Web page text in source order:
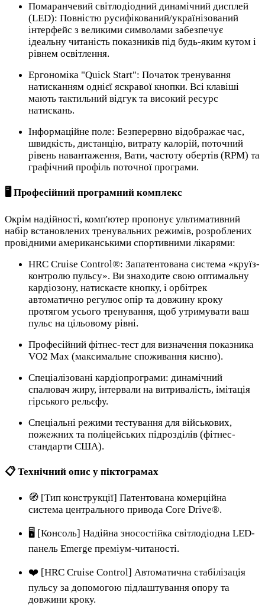
Помаранчевий світлодіодний динамічний дисплей
(LED): Повністю русифікований/українізований
інтерфейс з великими символами забезпечує
ідеальну читаність показників під будь-яким кутом і
рівнем освітлення.
Ергономіка "Quick Start": Початок тренування
натисканням однієї яскравої кнопки. Всі клавіші
мають тактильний відгук та високий ресурс
натискань.
Інформаційне поле: Безперервно відображає час,
швидкість, дистанцію, витрату калорій, поточний
рівень навантаження, Вати, частоту обертів (RPM) та
графічний профіль поточної програми.
🖥 Професійний програмний комплекс
Окрім надійності, комп'ютер пропонує ультимативний
набір встановлених тренувальних режимів, розроблених
провідними американськими спортивними лікарями:
HRC Cruise Control®: Запатентована система «круїз-
контролю пульсу». Ви знаходите свою оптимальну
кардіозону, натискаєте кнопку, і орбітрек
автоматично регулює опір та довжину кроку
протягом усього тренування, щоб утримувати ваш
пульс на цільовому рівні.
Професійний фітнес-тест для визначення показника
VO2 Max (максимальне споживання кисню).
Спеціалізовані кардіопрограми: динамічний
спалювач жиру, інтервали на витривалість, імітація
гірського рельєфу.
Спеціальні режими тестування для військових,
пожежних та поліцейських підрозділів (фітнес-
стандарти США).
📋 Технічний опис у піктограмах
🧭 [Тип конструкції] Патентована комерційна
система центрального привода Core Drive®.
🖥️ [Консоль] Надійна зносостійка світлодіодна LED-
панель Emerge преміум-читаності.
❤️ [HRC Cruise Control] Автоматична стабілізація
пульсу за допомогою підлаштування опору та
довжини кроку.